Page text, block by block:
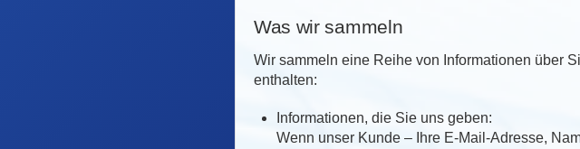
Was wir sammeln
Wir sammeln eine Reihe von Informationen über
enthalten:
Informationen, die Sie uns geben:
Wenn unser Kunde – Ihre E-Mail-Adresse,